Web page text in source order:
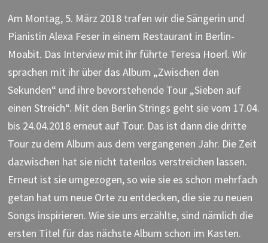
Am Montag, 5. März 2018 trafen wir die Sängerin und
Pianistin Alexa Feser in einem Restaurant in Berlin-
Moabit. Das Interview mit ihr führte Teresa Hoerl. Wir
sprachen mit ihr über das Album „Zwischen den
Sekunden“ und ihre bevorstehende Tour „Sieben auf
einen Streich“. Mit den Berlin Strings geht sie vom 17.04.
bis 24.04.2018 erneut auf Tour. Das ist dann die dritte
Tour zu dem Album aus dem vergangenen Jahr. Die Zeit
dazwischen hat sie nicht tatenlos verstreichen lassen.
Erneut ist sie umgezogen, so wie sie es schon mehrfach
getan hat um neue Orte zu entdecken, die sie zu neuen
Songs inspirieren. Wie sie uns erzählte, sind nämlich die
ersten Titel für das nächste Album schon im Kasten.